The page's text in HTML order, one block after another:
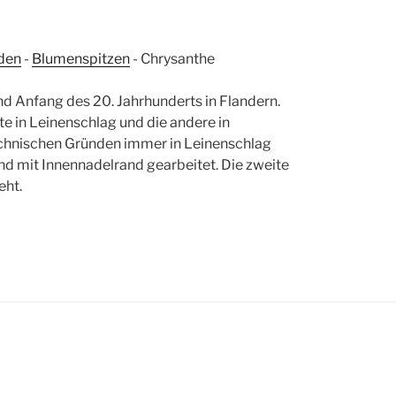
- Blumenspitzen - Chrysanthe
Anfang des 20. Jahrhunderts in Flandern.
in Leinenschlag und die andere in
Gründen immer in Leinenschlag
mit Innennadelrand gearbeitet. Die zweite